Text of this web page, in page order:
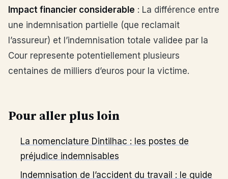
Impact financier considerable : La différence entre
une indemnisation partielle (que reclamait
l’assureur) et l’indemnisation totale validee par la
Cour represente potentiellement plusieurs
centaines de milliers d’euros pour la victime.
Pour aller plus loin
La nomenclature Dintilhac : les postes de
préjudice indemnisables
Indemnisation de l’accident du travail : le guide